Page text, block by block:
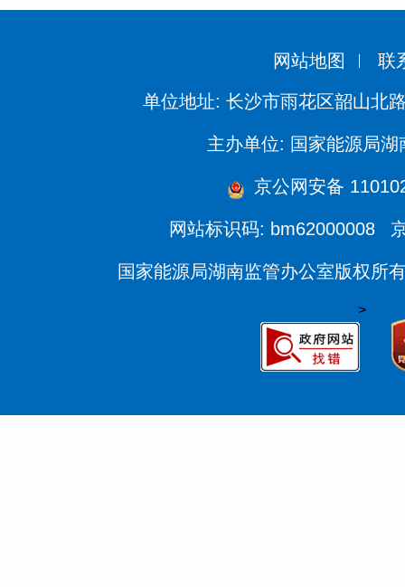
网站地图 联
单位地址: 长沙市雨花区韶山北
主办单位: 国家能源局湖
京公网安备
网站标识码: bm62000008
国家能源局湖南监管办公室版权所
>